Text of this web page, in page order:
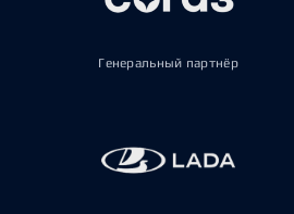
Генеральный партнёр